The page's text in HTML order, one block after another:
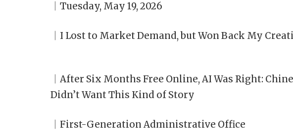
｜Tuesday, May 19, 2026
｜I Lost to Market Demand, but Won Back My
｜After Six Months Free Online, AI Was Right:
Didn’t Want This Kind of Story
｜First-Generation Administrative Office